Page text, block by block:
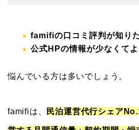
famifiの口コミ評判が知り
公式HPの情報が少なくて
悩んでいる方は多いでしょう。
famifiは、 民泊運営代行シェア